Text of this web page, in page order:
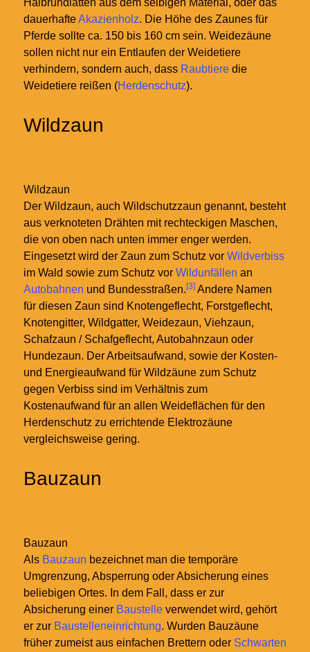
Halbrundlatten aus dem selbigen Material, oder das
dauerhafteAkazienholz. Die Höhe des Zaunes für
Pferde sollte ca. 150 bis 160 cm sein. Weidezäune
sollen nicht nur ein Entlaufen der Weidetiere
verhindern, sondern auch, dass Raubtiere die
Weidetiere reißen (Herdenschutz).
Wildzaun
Wildzaun
Der Wildzaun, auch Wildschutzzaun genannt, besteht
aus verknoteten Drähten mit rechteckigen Maschen,
die von oben nach unten immer enger werden.
Eingesetzt wird der Zaun zum Schutz vor Wildverbiss
im Wald sowie zum Schutz vor Wildunfällen an
Autobahnen und Bundesstraßen. [3] Andere Namen
für diesen Zaun sind Knotengeflecht, Forstgeflecht,
Knotengitter, Wildgatter, Weidezaun, Viehzaun,
Schafzaun / Schafgeflecht, Autobahnzaun oder
Hundezaun. Der Arbeitsaufwand, sowie der Kosten-
und Energieaufwand für Wildzäune zum Schutz
gegen Verbiss sind im Verhältnis zum
Kostenaufwand für an allen Weideflächen für den
Herdenschutz zu errichtende Elektrozäune
vergleichsweise gering.
Bauzaun
Bauzaun
Als Bauzaun bezeichnet man die temporäre
Umgrenzung, Absperrung oder Absicherung eines
beliebigen Ortes. In dem Fall, dass er zur
Absicherung einer Baustelle verwendet wird, gehört
er zur Baustelleneinrichtung. Wurden Bauzäune
früher zumeist aus einfachen Brettern oder Schwarten